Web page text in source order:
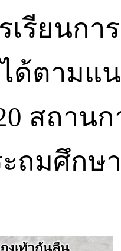
เรียนกา
ด้ตามแ
สถาน
ะถมศึกษ